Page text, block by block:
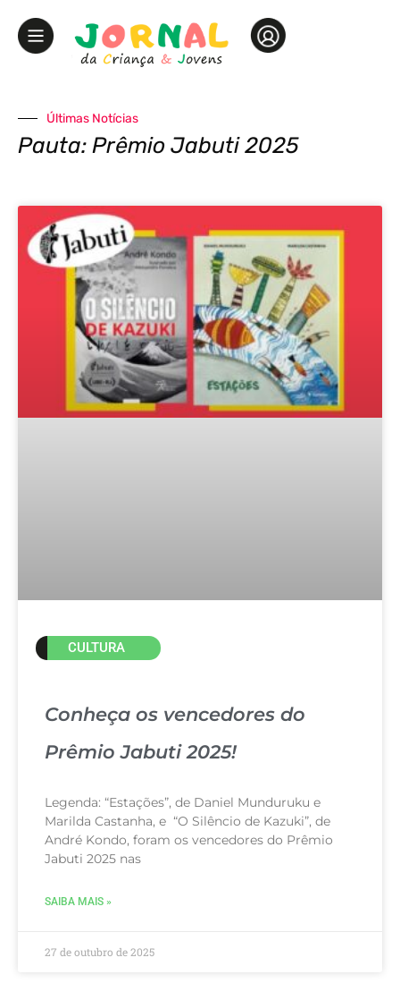
Últimas Notícias
Pauta: Prêmio Jabuti 2025
CULTURA
Conheça os vencedores do
Prêmio Jabuti 2025!
Legenda: “Estações”, de Daniel Munduruku e
Marilda Castanha, e ️ “O Silêncio de Kazuki”, de
André Kondo, foram os vencedores do Prêmio
Jabuti 2025 nas
SAIBA MAIS »
27 de outubro de 2025